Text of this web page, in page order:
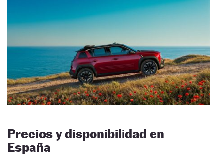
Precios y disponibilidad en
España